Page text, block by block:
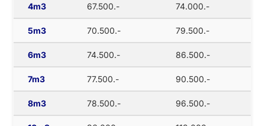
4m3 67.500.- 74.000.-
5m3 70.500.- 79.500.-
6m3 74.500.- 86.500.-
7m3 77.500.- 90.500.-
8m3 78.500.- 96.500.-